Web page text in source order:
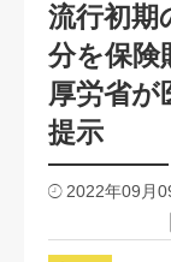
流行初期
分を保険
厚労省が
提示
2022年09月